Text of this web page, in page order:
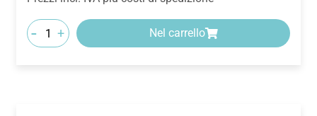
- + Nel carrello